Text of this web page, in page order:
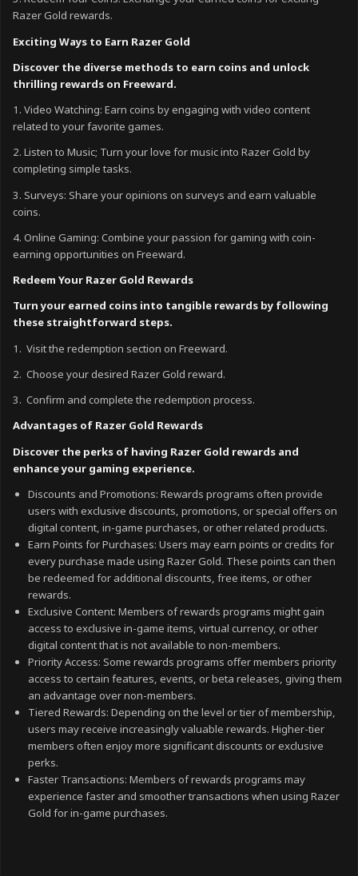
Razer Gold rewards.
Exciting Ways to Earn Razer Gold
Discover the diverse methods to earn coins and unlock
thrilling rewards on Freeward.
1. Video Watching: Earn coins by engaging with video content
related to your favorite games.
2. Listen to Music; Turn your love for music into Razer Gold by
completing simple tasks.
3. Surveys: Share your opinions on surveys and earn valuable
coins.
4. Online Gaming: Combine your passion for gaming with coin-
earning opportunities on Freeward.
Redeem Your Razer Gold Rewards
Turn your earned coins into tangible rewards by following
these straightforward steps.
1. Visit the redemption section on Freeward.
2. Choose your desired Razer Gold reward.
3. Confirm and complete the redemption process.
Advantages of Razer Gold Rewards
Discover the perks of having Razer Gold rewards and
enhance your gaming experience.
Discounts and Promotions: Rewards programs often provide
users with exclusive discounts, promotions, or special offers on
digital content, in-game purchases, or other related products.
Earn Points for Purchases: Users may earn points or credits for
every purchase made using Razer Gold. These points can then
be redeemed for additional discounts, free items, or other
rewards.
Exclusive Content: Members of rewards programs might gain
access to exclusive in-game items, virtual currency, or other
digital content that is not available to non-members.
Priority Access: Some rewards programs offer members priority
access to certain features, events, or beta releases, giving them
an advantage over non-members.
Tiered Rewards: Depending on the level or tier of membership,
users may receive increasingly valuable rewards. Higher-tier
members often enjoy more significant discounts or exclusive
perks.
Faster Transactions: Members of rewards programs may
experience faster and smoother transactions when using Razer
Gold for in-game purchases.